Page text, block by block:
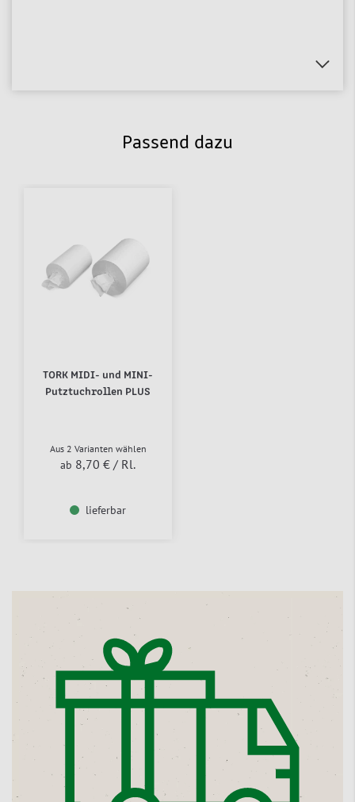
Passend dazu
TORK MIDI- und MINI-
Putztuchrollen PLUS
Aus 2 Varianten wählen
ab 8,70 € / Rl.
lieferbar